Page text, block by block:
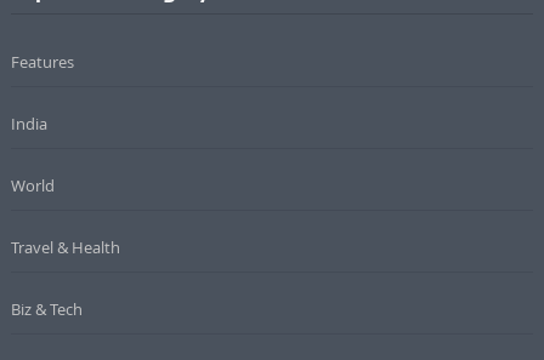
Features
India
World
Travel & Health
Biz & Tech